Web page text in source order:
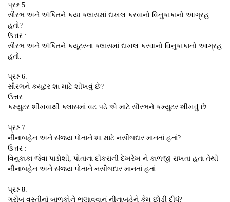
પ્રશ્ન 5.
સૌરભ અને અંકિતને કયા ક્લાસમાં દાખલ કરવાનો વિનુકાકાનો આગ્રહ
હતો?
ઉત્તર :
સૌરભ અને અંકિતને કયૂટરના ક્લાસમાં દાખલ કરવાનો વિનુકાકાનો આગ્રહ
હતો.
પ્રશ્ન 6.
સૌરભને કયૂટર શા માટે શીખવું છે?
ઉત્તર :
કમ્યુટર શીખવાથી ક્લાસમાં વટ પડે એ માટે સૌરભને કમ્યુટર શીખવું છે.
પ્રશ્ન 7.
નીનાબહેન અને સંજય પોતાને શા માટે નસીબદાર માનતાં હતાં?
ઉત્તર :
વિનુકાકા જેવા પાડોશી, પોતાના દીકરાની દેખરેખ ને કાળજી રાખતા હતા તેથી
નીનાબહેન અને સંજય પોતાને નસીબદાર માનતાં હતાં.
પ્રશ્ન 8.
ગરીબ વસ્તીનાં બાળકોને ભણાવવાનું નીનાબહેને કેમ છોડી દીધું?